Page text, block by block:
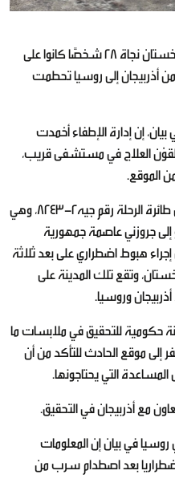
أعلنت السلطات في كازاخستان نجاة 28 شخصًا كانوا على
راكبًا متجهة من أذربيجان إلى روسيا تحطمت
إن إدارة الإطفاء أخمدت
العلاج في مستشفى قريب،
الموقع.
وذكرت الخطوط الجوية الأذربيجانية أن طائرة الرحلة رقم جيه2-8243، وهي
من باكو إلى جروزني عاصمة جمهورية
هبوط اضطراري على بعد ثلاثة
وتقع تلك المدينة على
وروسيا.
للتحقيق في ملابسات ما
إلى موقع الحادث للتأكد من أن
التي يحتاجونها.
مع أذربيجان في التحقيق.
روسيا في بيان إن المعلومات
اضطراريا بعد اصطدام سرب من